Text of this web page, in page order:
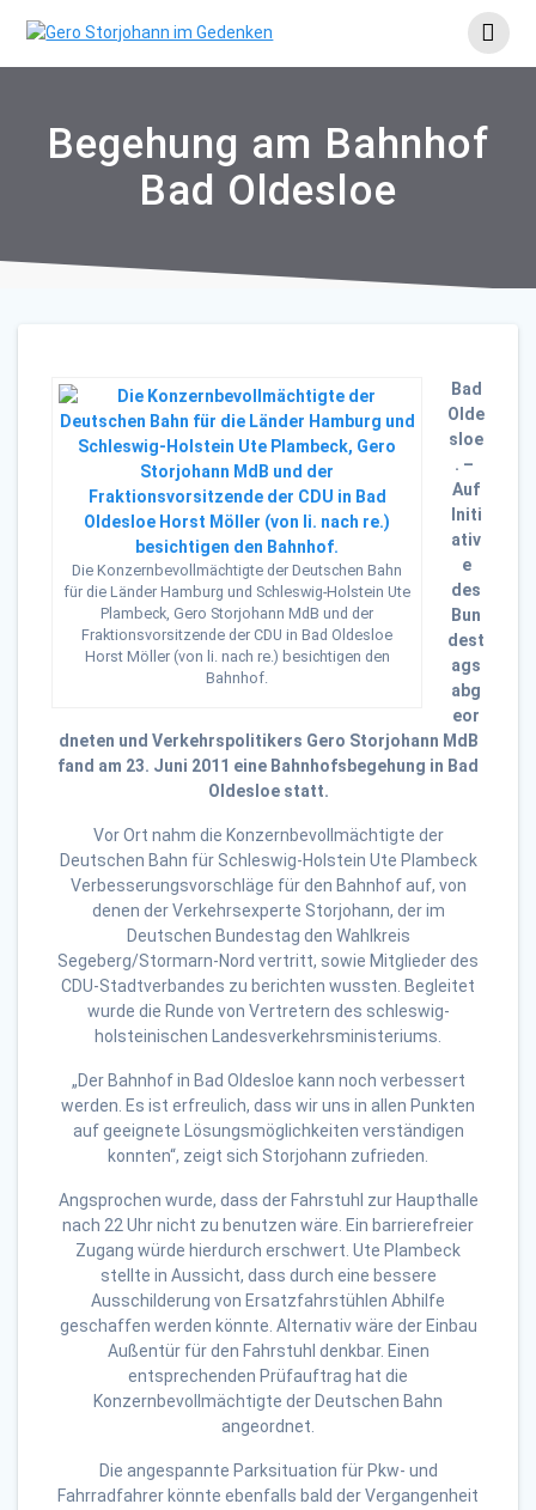
to
Begehung am Bahnhof
Bad Oldesloe
Die Konzernbevollmächtigte der Deutschen Bahn
für die Länder Hamburg und Schleswig-Holstein Ute
Plambeck, Gero Storjohann MdB und der
Fraktionsvorsitzende der CDU in Bad Oldesloe
Horst Möller (von li. nach re.) besichtigen den
Bahnhof.
Bad
Olde
sloe
. –
Auf
Initi
ativ
e
des
Bun
dest
ags
abg
eor
dneten und Verkehrspolitikers Gero Storjohann MdB
fand am 23. Juni 2011 eine Bahnhofsbegehung in Bad
Oldesloe statt.
Vor Ort nahm die Konzernbevollmächtigte der
Deutschen Bahn für Schleswig-Holstein Ute Plambeck
Verbesserungsvorschläge für den Bahnhof auf, von
denen der Verkehrsexperte Storjohann, der im
Deutschen Bundestag den Wahlkreis
Segeberg/Stormarn-Nord vertritt, sowie Mitglieder des
CDU-Stadtverbandes zu berichten wussten. Begleitet
wurde die Runde von Vertretern des schleswig-
holsteinischen Landesverkehrsministeriums.
„Der Bahnhof in Bad Oldesloe kann noch verbessert
werden. Es ist erfreulich, dass wir uns in allen Punkten
auf geeignete Lösungsmöglichkeiten verständigen
konnten“, zeigt sich Storjohann zufrieden.
Angsprochen wurde, dass der Fahrstuhl zur Haupthalle
nach 22 Uhr nicht zu benutzen wäre. Ein barrierefreier
Zugang würde hierdurch erschwert. Ute Plambeck
stellte in Aussicht, dass durch eine bessere
Ausschilderung von Ersatzfahrstühlen Abhilfe
geschaffen werden könnte. Alternativ wäre der Einbau
Außentür für den Fahrstuhl denkbar. Einen
entsprechenden Prüfauftrag hat die
Konzernbevollmächtigte der Deutschen Bahn
angeordnet.
Die angespannte Parksituation für Pkw- und
Fahrradfahrer könnte ebenfalls bald der Vergangenheit